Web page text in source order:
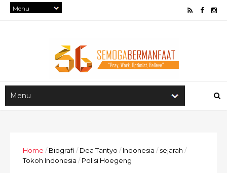
Home / Biografi / Dea Tantyo / Indonesia / sejarah /
Tokoh Indonesia / Polisi Hoegeng